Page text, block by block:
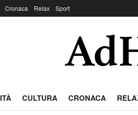
Cronaca Relax Sport
CULTURA CRONACA